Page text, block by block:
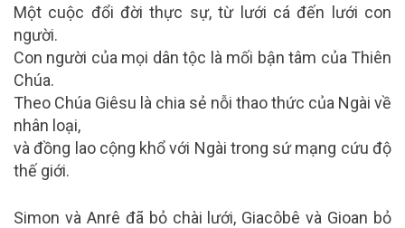
Một cuộc đổi đời thực sự, từ lưới cá đến lưới con
người.
Con người của mọi dân tộc là mối bận tâm của Thiên
Chúa.
Theo Chúa Giêsu là chia sẻ nỗi thao thức của Ngài về
nhân loại,
và đồng lao cộng khổ với Ngài trong sứ mạng cứu độ
thế giới.
Simon và Anrê đã bỏ chài lưới, Giacôbê và Gioan bỏ